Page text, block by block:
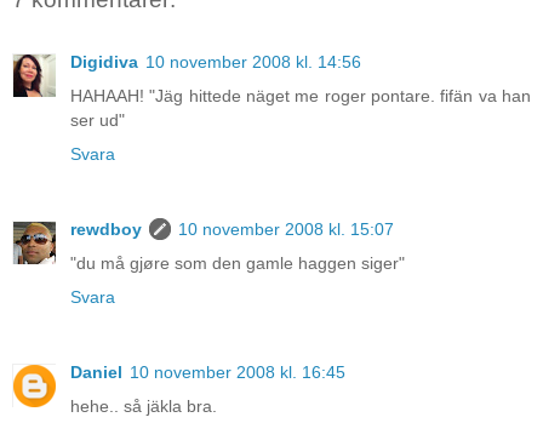
Digidiva 10 november 2008 kl. 14:56
HAHAAH! "Jäg hittede näget me roger pontare. fifän va han
ser ud"
Svara
rewdboy
10 november 2008 kl. 15:07
"du må gjøre som den gamle haggen siger"
Svara
Daniel 10 november 2008 kl. 16:45
hehe.. så jäkla bra.